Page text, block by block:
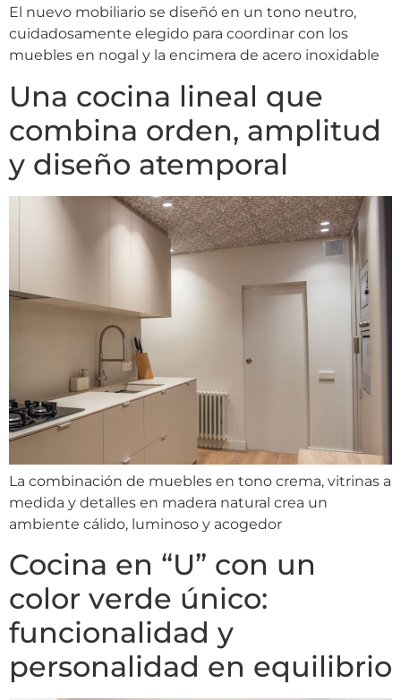
El nuevo mobiliario se diseñó en un tono neutro,
cuidadosamente elegido para coordinar con los
muebles en nogal y la encimera de acero inoxidable
Una cocina lineal que
combina orden, amplitud
y diseño atemporal
La combinación de muebles en tono crema, vitrinas a
medida y detalles en madera natural crea un
ambiente cálido, luminoso y acogedor
Cocina en “U” con un
color verde único:
funcionalidad y
personalidad en equilibrio